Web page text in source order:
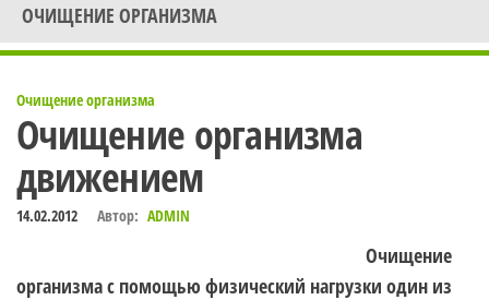
ОЧИЩЕНИЕ ОРГАНИЗМА
Очищение организма
Очищение организма
движением
14.02.2012 Автор: ADMIN
Очищение
организма с помощью физический нагрузки один из